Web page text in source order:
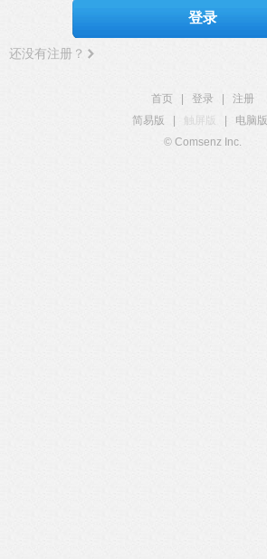
登录
还没有注册？
首页 登录
注册
简易版
触屏版 电脑版
© Comsenz Inc.